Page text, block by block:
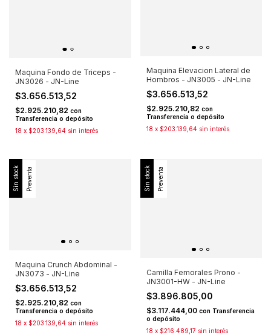
Maquina Fondo de Triceps -
JN3026 - JN-Line
$3.656.513,52
$2.925.210,82 con
Transferencia o depósito
18 x $203.139,64 sin interés
Maquina Elevacion Lateral de
Hombros - JN3005 - JN-Line
$3.656.513,52
$2.925.210,82 con
Transferencia o depósito
18 x $203.139,64 sin interés
Sin stock Preventa
Maquina Crunch Abdominal -
JN3073 - JN-Line
$3.656.513,52
$2.925.210,82 con
Transferencia o depósito
18 x $203.139,64 sin interés
Sin stock Preventa
Camilla Femorales Prono -
JN3001-HW - JN-Line
$3.896.805,00
$3.117.444,00 con Transferencia
o depósito
18 x $216.489,17 sin interés